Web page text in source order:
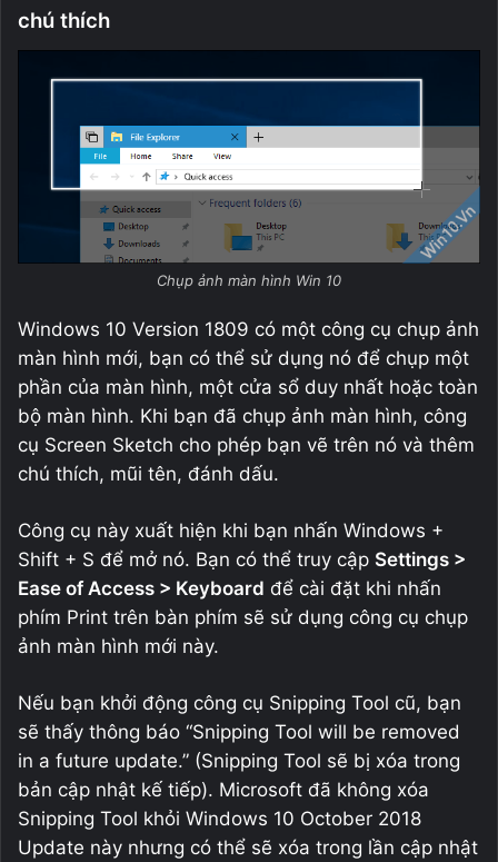
chú thích
Chụp ảnh màn hình Win 10
Windows 10 Version 1809 có một công cụ chụp ảnh
màn hình mới, bạn có thể sử dụng nó để chụp một
phần của màn hình, một cửa sổ duy nhất hoặc toàn
bộ màn hình. Khi bạn đã chụp ảnh màn hình, công
cụ Screen Sketch cho phép bạn vẽ trên nó và thêm
chú thích, mũi tên, đánh dấu.
Công cụ này xuất hiện khi bạn nhấn Windows +
Shift + S để mở nó. Bạn có thể truy cập Settings >
Ease of Access > Keyboard để cài đặt khi nhấn
phím Print trên bàn phím sẽ sử dụng công cụ chụp
ảnh màn hình mới này.
Nếu bạn khởi động công cụ Snipping Tool cũ, bạn
sẽ thấy thông báo “Snipping Tool will be removed
in a future update.” (Snipping Tool sẽ bị xóa trong
bản cập nhật kế tiếp). Microsoft đã không xóa
Snipping Tool khỏi Windows 10 October 2018
Update này nhưng có thể sẽ xóa trong lần cập nhật